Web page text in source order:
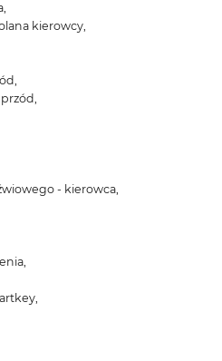
kierowcy,
- kierowca,